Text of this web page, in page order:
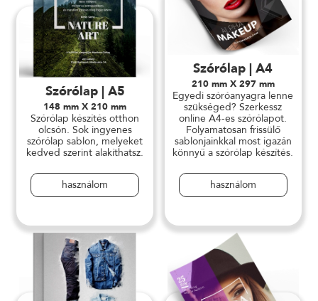
Szórólap | A5
148 mm X 210 mm
Szórólap készítés otthon
olcsón. Sok ingyenes
szórólap sablon, melyeket
kedved szerint alakíthatsz.
használom
Szórólap | A4
210 mm X 297 mm
Egyedi szóróanyagra lenne
szükséged? Szerkessz
online A4-es szórólapot.
Folyamatosan frissülő
sablonjainkkal most igazán
könnyű a szórólap készítés.
használom